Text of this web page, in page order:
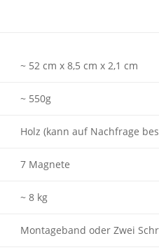
~ 52 cm x 8,5 cm x 2,1 cm
~ 550g
Holz (kann auf Nachfrage
7 Magnete
~ 8 kg
Montageband oder Zwei